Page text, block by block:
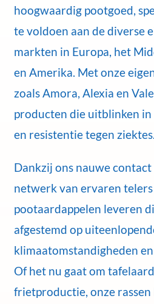
hoogwaardig pootgoed,
te voldoen aan de diverse
markten in Europa, het
en Amerika. Met onze
zoals Amora, Alexia en
producten die uitblinken
en resistentie tegen ziektes.
Dankzij ons nauwe
netwerk van ervaren
pootaardappelen leveren
afgestemd op
klimaatomstandigheden
Of het nu gaat om
frietproductie, onze